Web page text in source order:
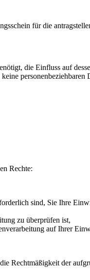
für die
die Einfluss auf
Rechte:
sind, Sie Ihre
zu überprüfen ist,
auf Ihrer
die Rechtmäßigkeit der